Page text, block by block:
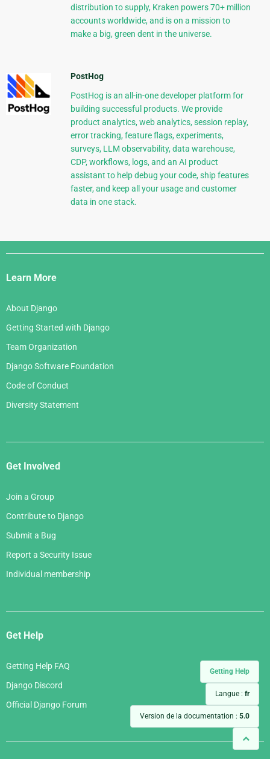
Getting Help
Langue : fr
Version de la documentation : 5.0
distribution to supply, Kraken powers 70+ million
accounts worldwide, and is on a mission to
make a big, green dent in the universe.
PostHog
PostHog is an all-in-one developer platform for
building successful products. We provide
product analytics, web analytics, session replay,
error tracking, feature flags, experiments,
surveys, LLM observability, data warehouse,
CDP, workflows, logs, and an AI product
assistant to help debug your code, ship features
faster, and keep all your usage and customer
data in one stack.
Django
Links
Learn More
About Django
Getting Started with Django
Team Organization
Django Software Foundation
Code of Conduct
Diversity Statement
Get Involved
Join a Group
Contribute to Django
Submit a Bug
Report a Security Issue
Individual membership
Get Help
Getting Help FAQ
Django Discord
Official Django Forum